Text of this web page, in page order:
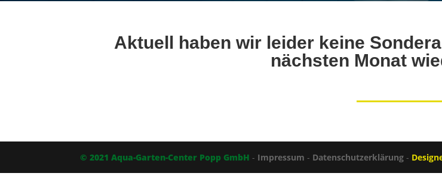
Aktuell haben wir leider keine
nächsten Monat
© 2021 Aqua-Garten-Center Popp GmbH - Impressum - Datenschutzerklärung -